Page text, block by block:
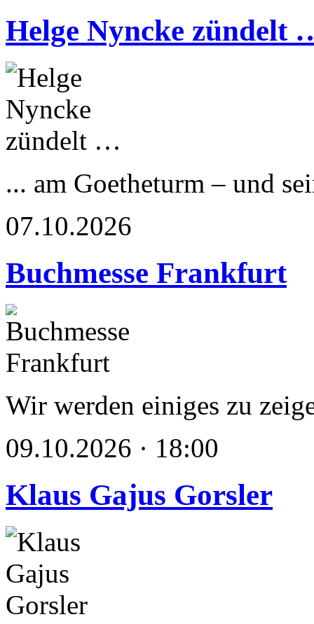
Helge Nyncke zündelt
... am Goetheturm – und
07.10.2026
Buchmesse Frankfurt
Wir werden einiges zu
09.10.2026 · 18:00
Klaus Gajus Gorsler